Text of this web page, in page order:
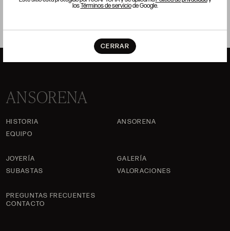
losTérminos de serviciode Google.
CERRAR
ANSORENA
HISTORIA
ANSORENA
EQUIPO
JOYERÍA
GALERÍA
SUBASTAS
VALORACIONES
PREGUNTAS FRECUENTES
CONTACTO